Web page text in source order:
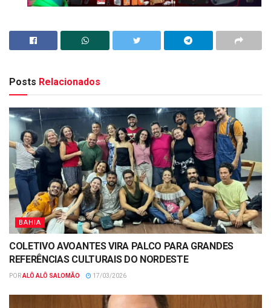
Posts Relacionados
BAHIA
COLETIVO AVOANTES VIRA PALCO PARA GRANDES
REFERÊNCIAS CULTURAIS DO NORDESTE
PORALÔ ALÔ SALOMÃO 17/03/2026